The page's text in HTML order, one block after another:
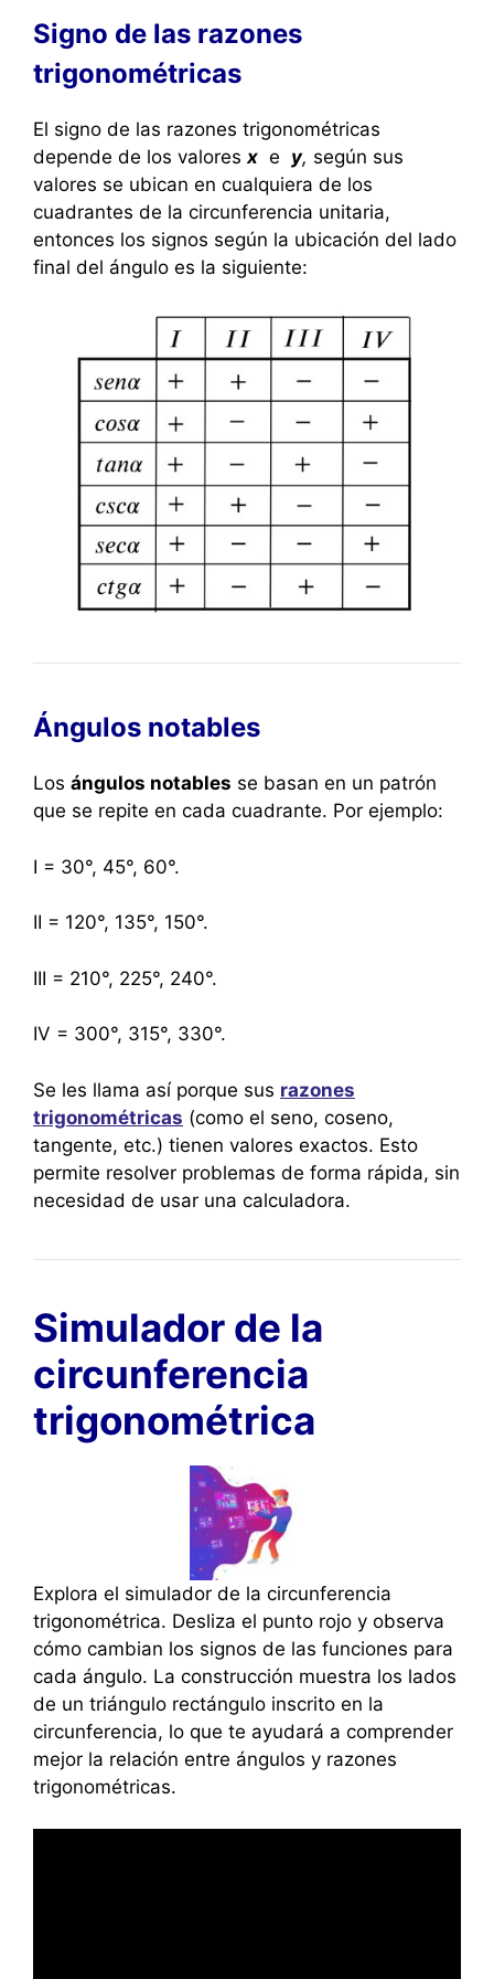
Signo de las razones
trigonométricas
El signo de las razones trigonométricas
depende de los valores x e y, según sus
valores se ubican en cualquiera de los
cuadrantes de la circunferencia unitaria,
entonces los signos según la ubicación del lado
final del ángulo es la siguiente:
Ángulos notables
Los ángulos notables se basan en un patrón
que se repite en cada cuadrante. Por ejemplo:
I = 30°, 45°, 60°.
II = 120°, 135°, 150°.
III = 210°, 225°, 240°.
IV = 300°, 315°, 330°.
Se les llama así porque sus razones
trigonométricas (como el seno, coseno,
tangente, etc.) tienen valores exactos. Esto
permite resolver problemas de forma rápida, sin
necesidad de usar una calculadora.
Simulador de la
circunferencia
trigonométrica
Explora el simulador de la circunferencia
trigonométrica. Desliza el punto rojo y observa
cómo cambian los signos de las funciones para
cada ángulo. La construcción muestra los lados
de un triángulo rectángulo inscrito en la
circunferencia, lo que te ayudará a comprender
mejor la relación entre ángulos y razones
trigonométricas.